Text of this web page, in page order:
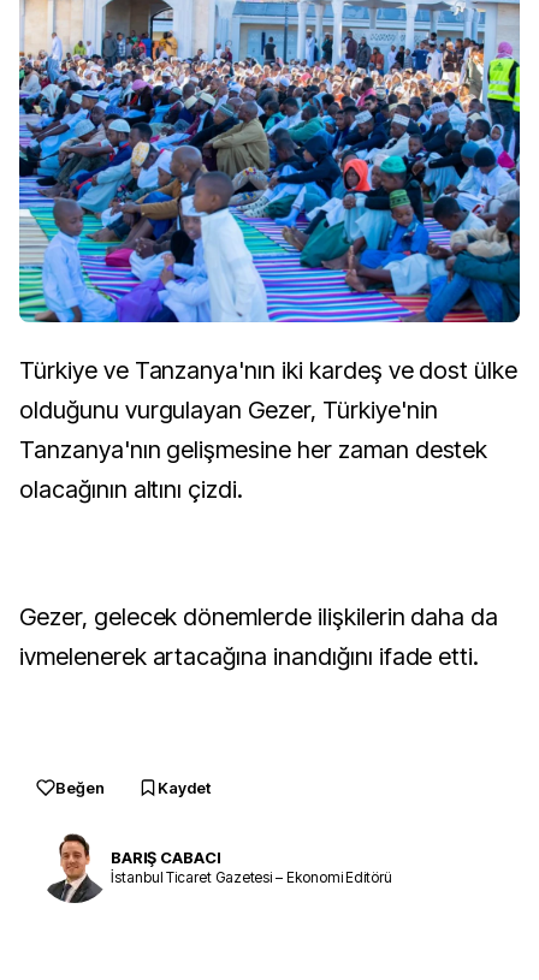
Türkiye ve Tanzanya'nın iki kardeş ve dost ülke
olduğunu vurgulayan Gezer, Türkiye'nin
Tanzanya'nın gelişmesine her zaman destek
olacağının altını çizdi.
Gezer, gelecek dönemlerde ilişkilerin daha da
ivmelenerek artacağına inandığını ifade etti.
Beğen Kaydet
BARIŞ CABACI
İstanbul Ticaret Gazetesi – Ekonomi Editörü